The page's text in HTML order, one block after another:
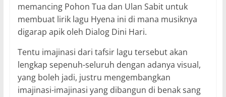
memancing Pohon Tua dan Ulan Sabit untuk
membuat lirik lagu Hyena ini di mana musiknya
digarap apik oleh Dialog Dini Hari.
Tentu imajinasi dari tafsir lagu tersebut akan
lengkap sepenuh-seluruh dengan adanya visual,
yang boleh jadi, justru mengembangkan
imajinasi-imajinasi yang dibangun di benak sang